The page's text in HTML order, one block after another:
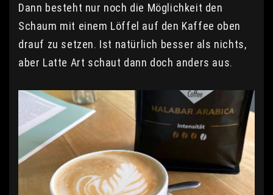
Dann besteht nur noch die Möglichkeit den
Schaum mit einem Löffel auf den Kaffee oben
drauf zu setzen. Ist natürlich besser als nichts,
aber Latte Art schaut dann doch anders aus.